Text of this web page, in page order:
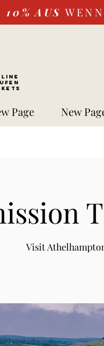
10% AUS
Page New
Visit